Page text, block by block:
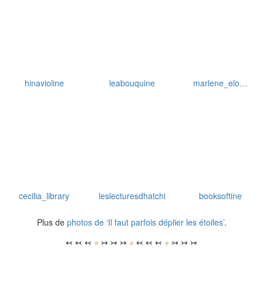
hinavioline leabouquine marlene_elo…
cecilia_library leslecturesdhatchi booksoftine
Plus de photos de ‘Il faut parfois déplier les étoiles’.
↢ ↢ ↢ ● ↣ ↣ ↣ ● ↢ ↢ ↢ ● ↣ ↣ ↣